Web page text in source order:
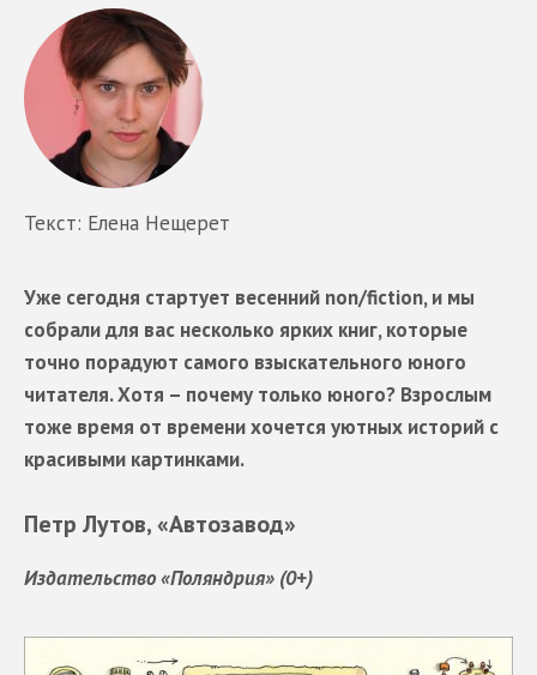
Текст: Елена Нещерет
Уже сегодня стартует весенний non/fiction, и мы
собрали для вас несколько ярких книг, которые
точно порадуют самого взыскательного юного
читателя. Хотя – почему только юного? Взрослым
тоже время от времени хочется уютных историй с
красивыми картинками.
Петр Лутов, «Автозавод»
Издательство «Поляндрия» (0+)